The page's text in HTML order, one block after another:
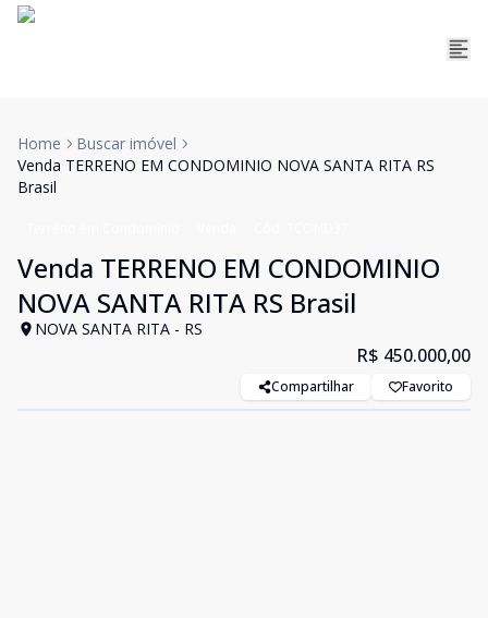
Home
Buscar imóvel
Venda TERRENO EM CONDOMINIO NOVA SANTA RITA RS
Brasil
Venda TERRENO EM CONDOMINIO
NOVA SANTA RITA RS Brasil
NOVA SANTA RITA - RS
R$ 450.000,00
Compartilhar Favorito